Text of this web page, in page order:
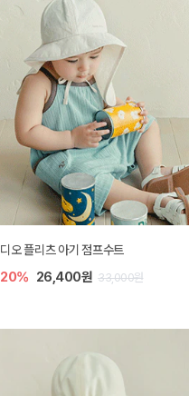
디오 플리츠 아기 점프수트
20% 26,400원 33,000원